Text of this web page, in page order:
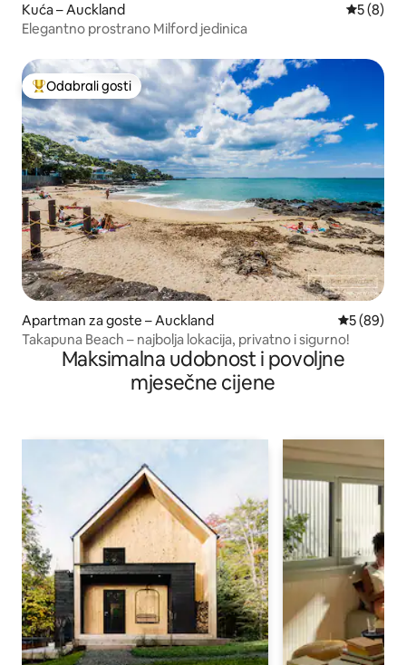
Kuća – Auckland
5 (8)
Elegantno prostrano Milford jedinica
Među najviše rangiranima s oznakom „Odabrali gosti”
Odabrali gosti
Apartman za goste – Auckland Prosječna
5 (89)
Takapuna Beach – najbolja lokacija, privatno i sigurno!
Maksimalna udobnost i povoljne
mjesečne cijene